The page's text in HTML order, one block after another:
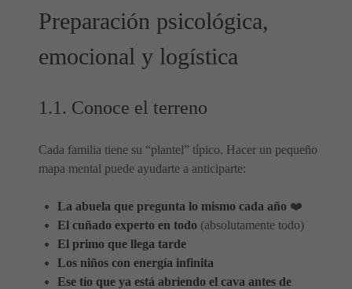
Preparación psicológica,
emocional y logística
1.1. Conoce el terreno
Cada familia tiene su “plantel” típico. Hacer un pequeño
mapa mental puede ayudarte a anticiparte:
La abuela que pregunta lo mismo cada año ❤️
El cuñado experto en todo (absolutamente todo)
El primo que llega tarde
Los niños con energía infinita
Ese tío que ya está abriendo el cava antes de